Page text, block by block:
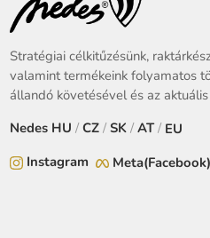
Stratégiai célkitűzésünk,
valamint termékeink folyamatos
állandó követésével és az
Nedes HU /CZ /SK / AT/ EU
Instagram
Meta(Facebook)